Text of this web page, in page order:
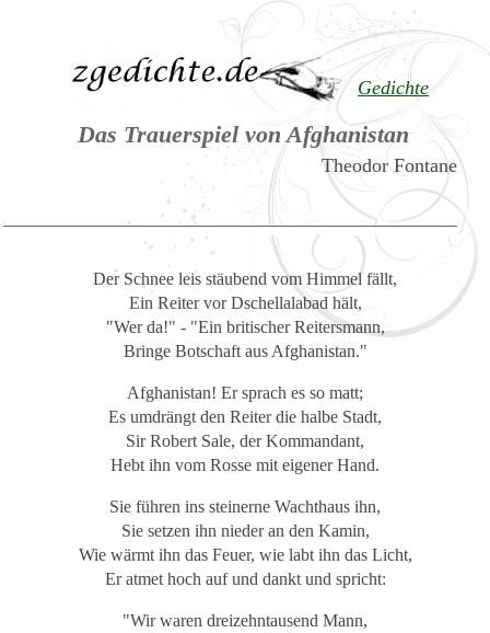
Gedichte
Das Trauerspiel von Afghanistan
Theodor Fontane
Der Schnee leis stäubend vom Himmel fällt,
Ein Reiter vor Dschellalabad hält,
"Wer da!" - "Ein britischer Reitersmann,
Bringe Botschaft aus Afghanistan."
Afghanistan! Er sprach es so matt;
Es umdrängt den Reiter die halbe Stadt,
Sir Robert Sale, der Kommandant,
Hebt ihn vom Rosse mit eigener Hand.
Sie führen ins steinerne Wachthaus ihn,
Sie setzen ihn nieder an den Kamin,
Wie wärmt ihn das Feuer, wie labt ihn das Licht,
Er atmet hoch auf und dankt und spricht:
"Wir waren dreizehntausend Mann,